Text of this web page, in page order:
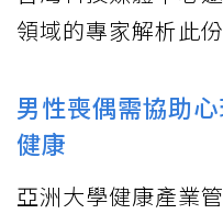
領域的專家解析此
男性喪偶需協助
健康
亞洲大學健康產業